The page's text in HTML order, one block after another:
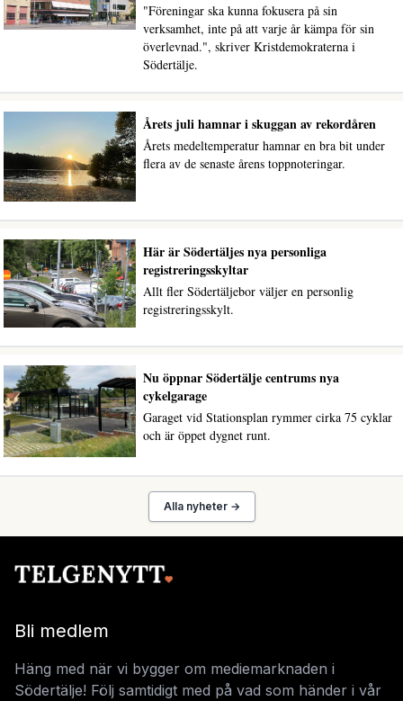
"Föreningar ska kunna fokusera på sin
verksamhet, inte på att varje år kämpa för sin
överlevnad.", skriver Kristdemokraterna i
Södertälje.
Årets juli hamnar i skuggan av rekordåren
Årets medeltemperatur hamnar en bra bit under
flera av de senaste årens toppnoteringar.
Här är Södertäljes nya personliga
registreringsskyltar
Allt fler Södertäljebor väljer en personlig
registreringsskylt.
Nu öppnar Södertälje centrums nya
cykelgarage
Garaget vid Stationsplan rymmer cirka 75 cyklar
och är öppet dygnet runt.
Alla nyheter →
Bli medlem
Häng med när vi bygger om mediemarknaden i
Södertälje! Följ samtidigt med på vad som händer i vår